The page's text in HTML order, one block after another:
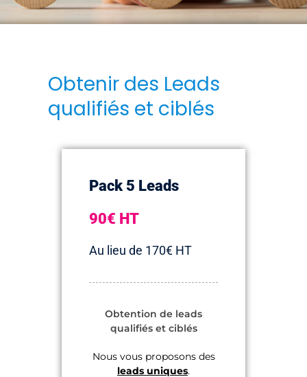
Obtenir des Leads
qualifiés et ciblés
Pack 5 Leads
90€ HT
Au lieu de 170€ HT
Obtention de leads
qualifiés et ciblés
Nous vous proposons des
leads uniques.